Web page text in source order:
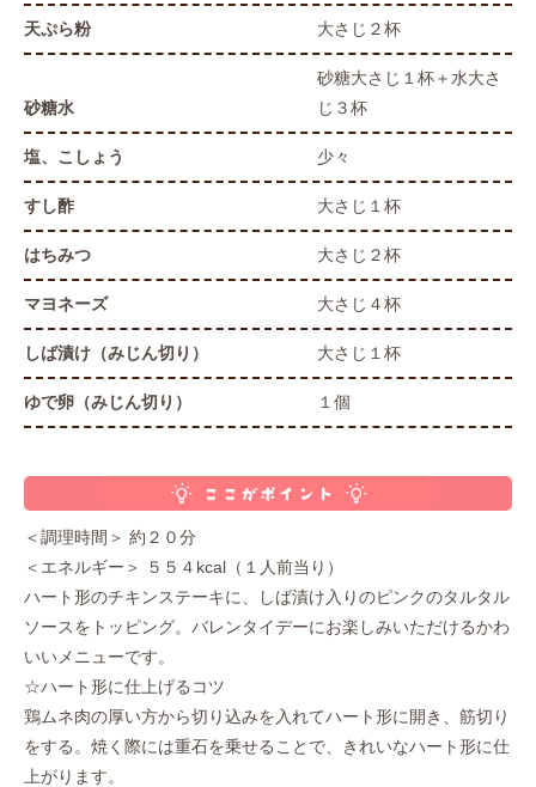
天ぷら粉 大さじ２杯
砂糖水
砂糖大さじ１杯＋水大さ
じ３杯
塩、こしょう 少々
すし酢 大さじ１杯
はちみつ 大さじ２杯
マヨネーズ 大さじ４杯
しば漬け（みじん切り） 大さじ１杯
ゆで卵（みじん切り） １個
＜調理時間＞ 約２０分
＜エネルギー＞ ５５４kcal（１人前当り）
ハート形のチキンステーキに、しば漬け入りのピンクのタルタル
ソースをトッピング。バレンタイデーにお楽しみいただけるかわ
いいメニューです。
☆ハート形に仕上げるコツ
鶏ムネ肉の厚い方から切り込みを入れてハート形に開き、筋切り
をする。焼く際には重石を乗せることで、きれいなハート形に仕
上がります。